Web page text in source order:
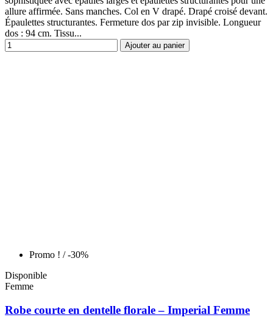
allure affirmée. Sans manches. Col en V drapé. Drapé croisé devant.
Épaulettes structurantes. Fermeture dos par zip invisible. Longueur
dos : 94 cm. Tissu...
Ajouter au panier
Promo ! / -30%
Disponible
Femme
Robe courte en dentelle florale – Imperial Femme